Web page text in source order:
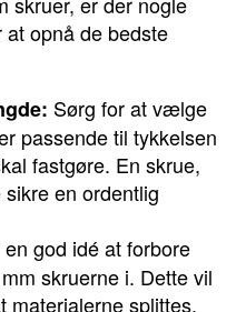
opnå de bedste
Sørg for at vælge
passende til tykkelsen
fastgøre. En skrue,
en ordentlig
en god idé at forbore
skruerne i. Dette vil
materialerne splittes,